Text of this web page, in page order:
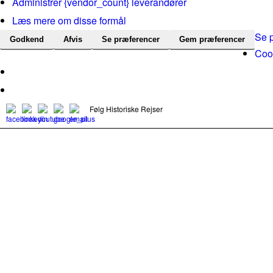
Læs mere om disse formål
Godkend Afvis Se præferencer Gem præferencer
Se
Følg Historiske Rejser